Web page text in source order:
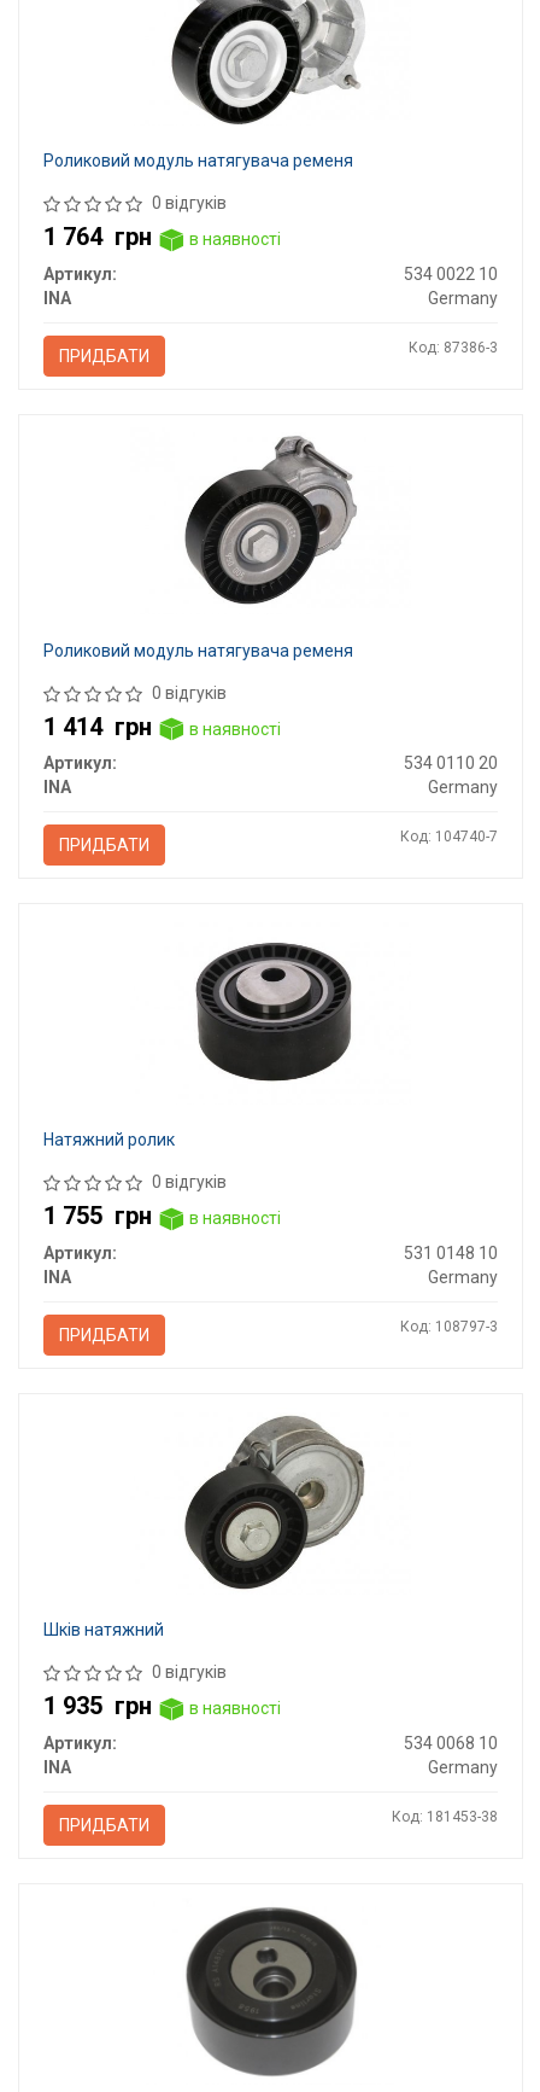
Роликовий модуль натягувача ременя
0 відгуків
1 764 грн
в наявності
Артикул:
534 0022 10
INA
Germany
ПРИДБАТИ Код: 87386-3
Роликовий модуль натягувача ременя
0 відгуків
1 414 грн
в наявності
Артикул:
534 0110 20
INA
Germany
ПРИДБАТИ Код: 104740-7
Натяжний ролик
0 відгуків
1 755 грн
в наявності
Артикул:
531 0148 10
INA
Germany
ПРИДБАТИ Код: 108797-3
Шків натяжний
0 відгуків
1 935 грн
в наявності
Артикул:
534 0068 10
INA
Germany
ПРИДБАТИ Код: 181453-38